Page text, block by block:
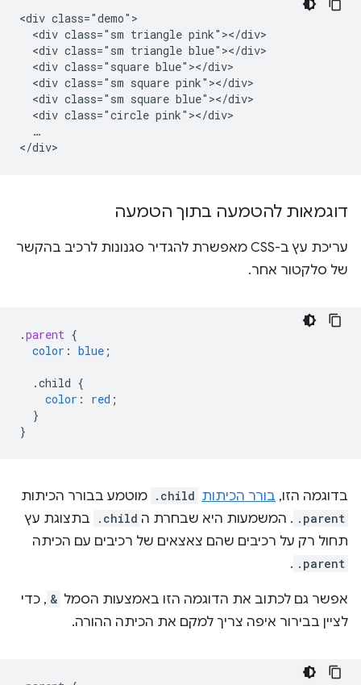
<div class="demo">
  <div class="sm triangle pink"></div>
  <div class="sm triangle blue"></div>
  <div class="square blue"></div>
  <div class="sm square pink"></div>
  <div class="sm square blue"></div>
  <div class="circle pink"></div>
  …
דוגמאות להטמעה בתוך הטמעה
עריכת עץ ב-CSS מאפשרת להגדיר סגנונות לרכיב בהקשר
של סלקטור אחר.
.parent {
color : blue ;
.child {
color : red ;
}
}
בדוגמה הזו, בורר הכיתות .child מוטמע בבורר הכיתות
.parent . המשמעות היא שבחרת ה .child
בתצוגת עץ
תחול רק על רכיבים שהם צאצאים של רכיבים עם הכיתה
.parent
.
אפשר גם לכתוב את הדוגמה הזו באמצעות הסמל & , כדי
לציין בבירור איפה צריך למקם את הכיתה ההורה.